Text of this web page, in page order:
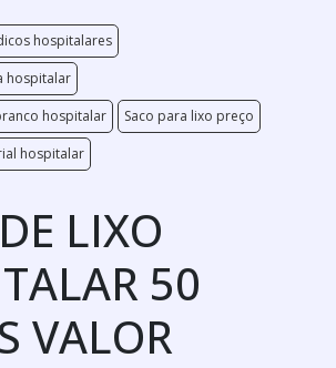
hospitalares
hospitalar
hospitalar
Saco para lixo preço
hospitalar
LIXO
50
VALOR